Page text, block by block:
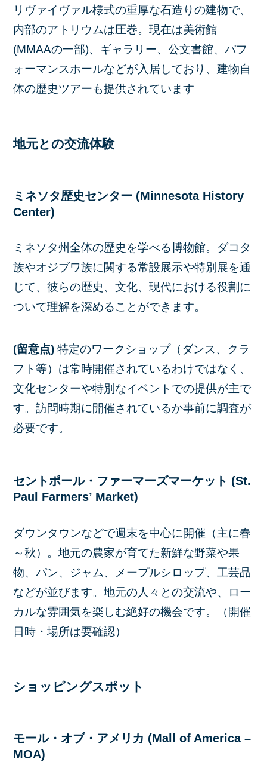
リヴァイヴァル様式の重厚な石造りの建物で、
内部のアトリウムは圧巻。現在は美術館
(MMAAの一部)、ギャラリー、公文書館、パフ
ォーマンスホールなどが入居しており、建物自
体の歴史ツアーも提供されています
地元との交流体験
ミネソタ歴史センター (Minnesota History
Center)
ミネソタ州全体の歴史を学べる博物館。ダコタ
族やオジブワ族に関する常設展示や特別展を通
じて、彼らの歴史、文化、現代における役割に
ついて理解を深めることができます。
(留意点) 特定のワークショップ（ダンス、クラ
フト等）は常時開催されているわけではなく、
文化センターや特別なイベントでの提供が主で
す。訪問時期に開催されているか事前に調査が
必要です。
セントポール・ファーマーズマーケット (St.
Paul Farmers’ Market)
ダウンタウンなどで週末を中心に開催（主に春
～秋）。地元の農家が育てた新鮮な野菜や果
物、パン、ジャム、メープルシロップ、工芸品
などが並びます。地元の人々との交流や、ロー
カルな雰囲気を楽しむ絶好の機会です。（開催
日時・場所は要確認）
ショッピングスポット
モール・オブ・アメリカ (Mall of America –
MOA)